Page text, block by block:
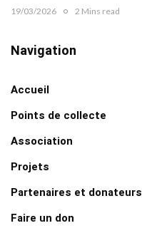
19/03/2026 2 Mins read
Navigation
Accueil
Points de collecte
Association
Projets
Partenaires et donateurs
Faire un don